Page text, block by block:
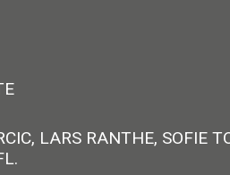
LARS RANTHE, SOFIE